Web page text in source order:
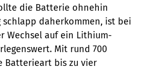
die Batterie ohnehin
schlapp daherkommen, ist bei
Wechsel auf ein Lithium-
Mit rund 700
Batterieart bis zu vier